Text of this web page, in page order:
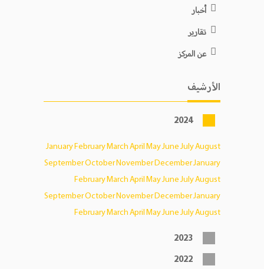
أخبار
تقارير
عن المركز
الأرشيف
2024
JanuaryFebruaryMarchAprilMayJuneJulyAugust
SeptemberOctoberNovemberDecemberJanuary
FebruaryMarchAprilMayJuneJulyAugust
SeptemberOctoberNovemberDecemberJanuary
FebruaryMarchAprilMayJuneJulyAugust
2023
2022